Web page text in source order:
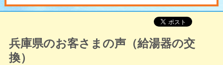
兵庫県のお客さまの声（給湯器の交
換）